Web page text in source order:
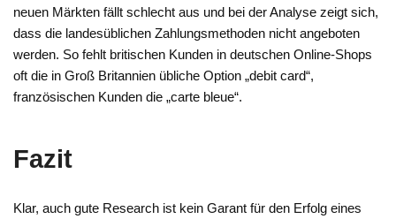
neuen Märkten fällt schlecht aus und bei der Analyse zeigt sich,
dass die landesüblichen Zahlungsmethoden nicht angeboten
werden. So fehlt britischen Kunden in deutschen Online-Shops
oft die in Groß Britannien übliche Option „debit card“,
französischen Kunden die „carte bleue“.
Fazit
Klar, auch gute Research ist kein Garant für den Erfolg eines